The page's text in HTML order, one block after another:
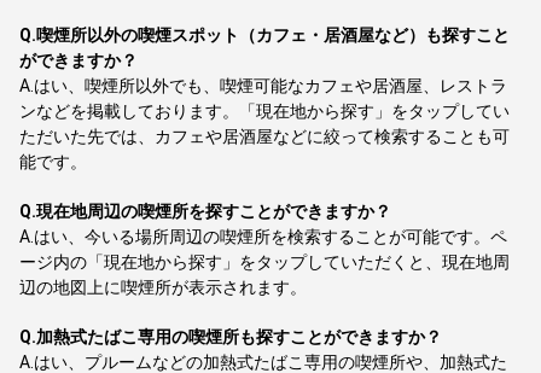
Q.喫煙所以外の喫煙スポット（カフェ・居酒屋など）も探すこと
ができますか？
A. はい、喫煙所以外でも、喫煙可能なカフェや居酒屋、レストラ
ンなどを掲載しております。「現在地から探す」をタップしてい
ただいた先では、カフェや居酒屋などに絞って検索することも可
能です。
Q.現在地周辺の喫煙所を探すことができますか？
A. はい、今いる場所周辺の喫煙所を検索することが可能です。ペ
ージ内の「現在地から探す」をタップしていただくと、現在地周
辺の地図上に喫煙所が表示されます。
Q.加熱式たばこ専用の喫煙所も探すことができますか？
A. はい、プルームなどの加熱式たばこ専用の喫煙所や、加熱式た